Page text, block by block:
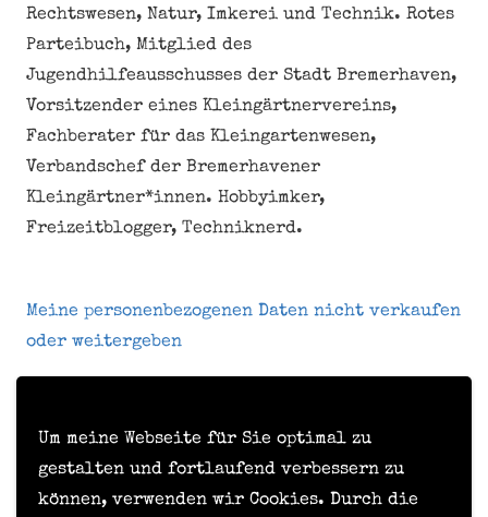
Um meine Webseite für Sie optimal zu
gestalten und fortlaufend verbessern zu
können, verwenden wir Cookies. Durch die
Rechtswesen, Natur, Imkerei und Technik. Rotes
Parteibuch, Mitglied des
Jugendhilfeausschusses der Stadt Bremerhaven,
Vorsitzender eines Kleingärtnervereins,
Fachberater für das Kleingartenwesen,
Verbandschef der Bremerhavener
Kleingärtner*innen. Hobbyimker,
Freizeitblogger, Techniknerd.
Meine personenbezogenen Daten nicht verkaufen
oder weitergeben
Impressum